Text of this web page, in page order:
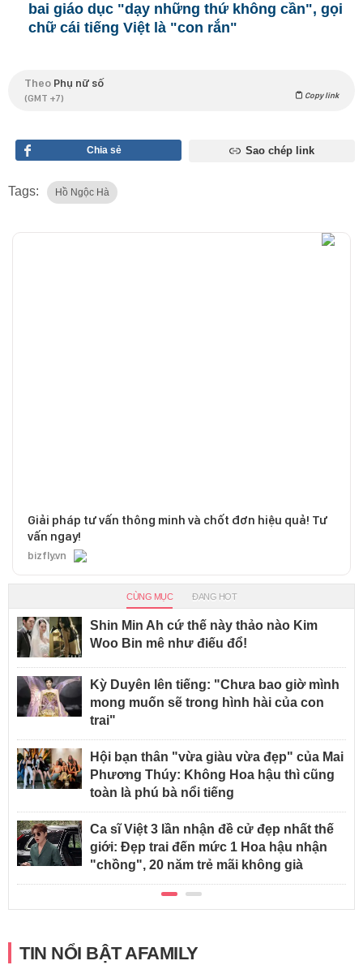
bai giáo dục "dạy những thứ không cần", gọi
chữ cái tiếng Việt là "con rắn"
Theo Phụ nữ số
(GMT +7) Copy link
Chia sẻ Sao chép link
Tags: Hồ Ngộc Hà
Giải pháp tư vấn thông minh và chốt đơn hiệu quả! Tư
vấn ngay!
bizfly.vn
CÙNG MỤC ĐANG HOT
Shin Min Ah cứ thế này thảo nào Kim
Woo Bin mê như điếu đổ!
Kỳ Duyên lên tiếng: "Chưa bao giờ mình
mong muốn sẽ trong hình hài của con
trai"
Hội bạn thân "vừa giàu vừa đẹp" của Mai
Phương Thúy: Không Hoa hậu thì cũng
toàn là phú bà nổi tiếng
Ca sĩ Việt 3 lần nhận đề cử đẹp nhất thế
giới: Đẹp trai đến mức 1 Hoa hậu nhận
"chồng", 20 năm trẻ mãi không già
TIN NỔI BẬT AFAMILY